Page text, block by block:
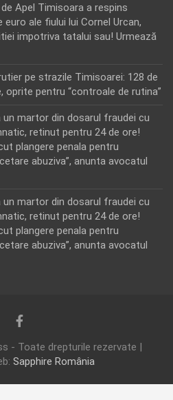
Apel Timisoara a respins
ale fiului lui Cornel Urcan,
impotriva tatalui sau! Urmează
pe strazile Timisoarei: 128 de
pentru “controale de rutina”
un martor din dosarul fraudei cu
retinut pentru 24 de ore!
plangere penala pentru
abuziva”, anunta avocatul
un martor din dosarul fraudei cu
retinut pentru 24 de ore!
plangere penala pentru
abuziva”, anunta avocatul
- Toate drepturile rezervate |
Sapphire România